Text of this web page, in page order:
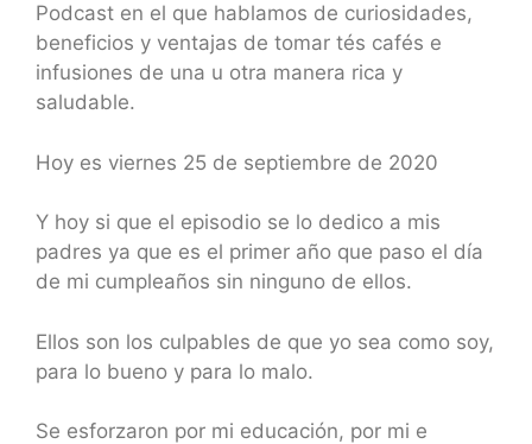
Podcast en el que hablamos de curiosidades,
beneficios y ventajas de tomar tés cafés e
infusiones de una u otra manera rica y
saludable.
Hoy es viernes 25 de septiembre de 2020
Y hoy si que el episodio se lo dedico a mis
padres ya que es el primer año que paso el día
de mi cumpleaños sin ninguno de ellos.
Ellos son los culpables de que yo sea como soy,
para lo bueno y para lo malo.
Se esforzaron por mi educación, por mi e